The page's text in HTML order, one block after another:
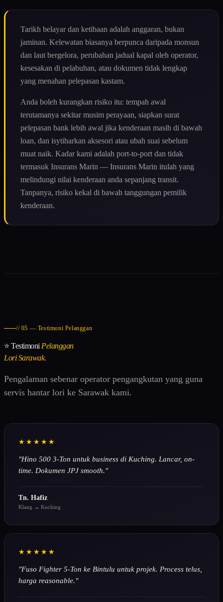
Tarikh belayar dan ketibaan adalah anggaran, bukan
jaminan. Kelewatan biasanya berpunca daripada monsun
dan laut bergelora, perubahan jadual kapal oleh operator,
kesesakan di pelabuhan, atau dokumen tidak lengkap
yang menahan pelepasan kastam.
Anda boleh kurangkan risiko itu: tempah awal
terutamanya sekitar musim perayaan, siapkan surat
pelepasan bank lebih awal jika kenderaan masih di bawah
loan, dan isytiharkan aksesori atau ubah suai sebelum
muat naik. Kadar kami adalah port-to-port dan tidak
termasuk Insurans Marin — Insurans Marin itulah yang
melindungi nilai kenderaan anda sepanjang transit.
Tanpanya, risiko kekal di bawah tanggungan pemilik
kenderaan.
// 05 — Testimoni Pelanggan
⭐ Testimoni Pelanggan
Lori Sarawak.
Pengalaman sebenar operator pengangkutan yang guna
servis hantar lori ke Sarawak kami.
★★★★★
"Hino 500 3-Ton untuk business di Kuching. Lancar, on-
time. Dokumen JPJ smooth."
Tn. Hafiz
Klang → Kuching
★★★★★
"Fuso Fighter 5-Ton ke Bintulu untuk projek. Process telus,
harga reasonable."